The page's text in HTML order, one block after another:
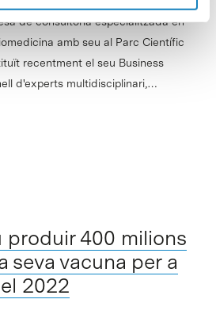
de consultoria especialitzada en
amb seu al Parc Científic
recentment el seu Business
d'experts multidisciplinari,…
produir 400 milions
seva vacuna per a
2022